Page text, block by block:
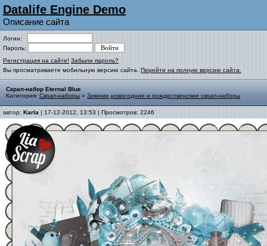
Datalife Engine Demo
Описание сайта
Логин:
Пароль:
Регистрация на сайте! Забыли пароль?
Вы просматриваете мобильную версию сайта. Перейти на полную версию сайта.
Скрап-набор Eternal Blue
Категория: Скрап-наборы » Зимние,новогодние и рождественские скрап-наборы
автор: Karla | 17-12-2012, 13:53 | Просмотров: 2246